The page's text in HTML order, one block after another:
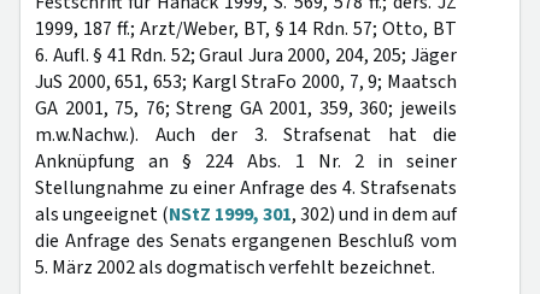
1999, 187 ff.; Arzt/Weber, BT, § 14 Rdn. 57; Otto, BT
6. Aufl. § 41 Rdn. 52; Graul Jura 2000, 204, 205; Jäger
JuS 2000, 651, 653; Kargl StraFo 2000, 7, 9; Maatsch
GA 2001, 75, 76; Streng GA 2001, 359, 360; jeweils
m.w.Nachw.). Auch der 3. Strafsenat hat die
Anknüpfung an § 224 Abs. 1 Nr. 2 in seiner
Stellungnahme zu einer Anfrage des 4. Strafsenats
als ungeeignet (NStZ 1999, 301, 302) und in dem auf
die Anfrage des Senats ergangenen Beschluß vom
5. März 2002 als dogmatisch verfehlt bezeichnet.